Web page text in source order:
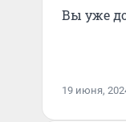
Вы уже
19 июня,